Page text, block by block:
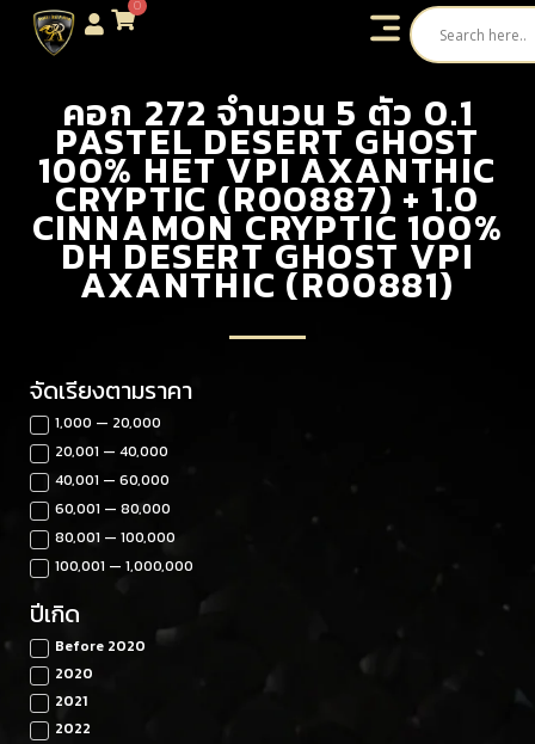
0
คอก 272 จำนวน 5 ตัว 0.1
PASTEL DESERT GHOST
100% HET VPI AXANTHIC
CRYPTIC (R00887) + 1.0
CINNAMON CRYPTIC 100%
DH DESERT GHOST VPI
AXANTHIC (R00881)
จัดเรียงตามราคา
1,000 — 20,000
20,001 — 40,000
40,001 — 60,000
60,001 — 80,000
80,001 — 100,000
100,001 — 1,000,000
ปีเกิด
Before 2020
2020
2021
2022